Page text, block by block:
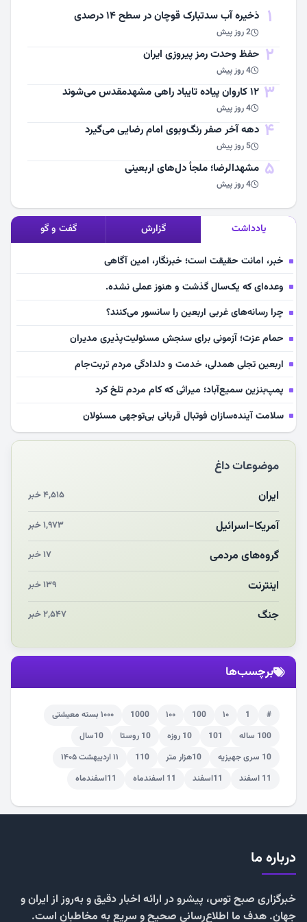
1 ذخیره آب سدتبارک قوچان در سطح ۱۴ درصدی
2 روز پیش
2 حفظ وحدت رمز پیروزی ایران
4 روز پیش
3 ۱۲ کاروان پیاده تایباد راهی مشهدمقدس می‌شوند
4 روز پیش
4 دهه آخر صفر رنگ‌وبوی امام رضایی می‌گیرد
5 روز پیش
5 مشهد‌الرضا؛ ملجأ دل‌های اربعینی
4 روز پیش
یادداشت گزارش گفت و گو
خبر، امانت حقیقت است؛ خبرنگار، امین آگاهی
وعده‌ای که یک‌سال گذشت و هنوز عملی نشده.
چرا رسانه‌های غربی اربعین را سانسور می‌کنند؟
حمام عزت؛ آزمونی برای سنجش مسئولیت‌پذیری مدیران
اربعین تجلی همدلی، خدمت و دلدادگی مردم تربت‌جام
پمپ‌بنزین سمیع‌آباد؛ میراثی که کام مردم تلخ کرد
سلامت آینده‌سازان فوتبال قربانی بی‌توجهی مسئولان
بازخوانی رسانه‌ای اندیشه رهبر شهید
مشهدالرضا آقای شهید ایران را در آغوش کشید
مکن ای صبح طلوع
چرایی «استقبال از آقای ایران»
موضوعات داغ
ایران ۴,۵۱۵ خبر
آمریکا-اسرائیل ۱,۹۷۳ خبر
گروه‌های مردمی ۱۷ خبر
اینترنت ۱۳۹ خبر
جنگ ۲,۵۴۷ خبر
برچسب‌ها
#
1 ۱۰ 100 ۱۰۰ 1000
۱۰۰۰ بسته معیشتی
100 ساله
101 10 روزه 10 روستا
10سال
10 سری جهیزیه
10هزار متر 110
۱۱ اردیبهشت ۱۴۰۵
11 اسفند
11اسفند 11 اسفندماه 11اسفندماه
درباره ما
خبرگزاری صبح توس، پیشرو در ارائه اخبار دقیق و به‌روز از ایران و
جهان. هدف ما اطلاع‌رسانی صحیح و سریع به مخاطبان است.